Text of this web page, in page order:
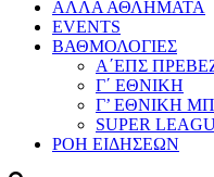
ΑΛΛΑ ΑΘΛΗΜΑΤΑ
EVENTS
ΒΑΘΜΟΛΟΓΙΕΣ
Α΄ΕΠΣ
Γ΄ ΕΘΝΙΚΗ
Γ’ ΕΘΝΙΚΗ
SUPER
ΡΟΗ ΕΙΔΗΣΕΩΝ